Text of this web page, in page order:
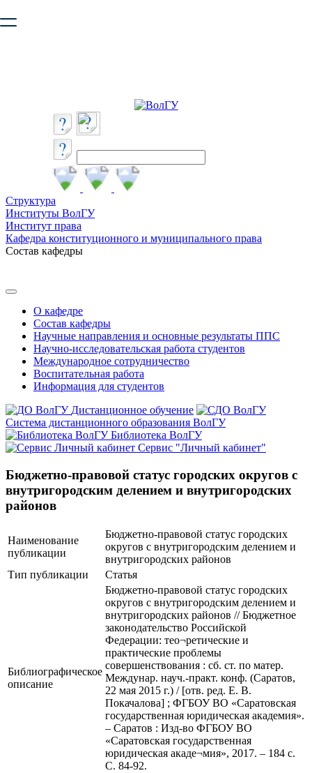
безопасную работу с сайтом. Пожалуйста
Структура
Институты ВолГУ
Институт права
Кафедра конституционного и муниципального права
Состав кафедры
О кафедре
Состав кафедры
Научные направления и основные результаты ППС
Научно-исследовательская работа студентов
Международное сотрудничество
Воспитательная работа
Информация для студентов
Дистанционное обучение
Система дистанционного образования ВолГУ
Библиотека ВолГУ
Сервис "Личный кабинет"
Бюджетно-правовой статус городских округов с
внутригородским делением и внутригородских
районов
Наименование
публикации
Бюджетно-правовой статус городских
округов с внутригородским делением и
внутригородских районов
Тип публикации
Статья
Библиографическое
описание
Бюджетно-правовой статус городских
округов с внутригородским делением и
внутригородских районов // Бюджетное
законодательство Российской
Федерации: тео¬ретические и
практические проблемы
совершенствования : сб. ст. по матер.
Междунар. науч.-практ. конф. (Саратов,
22 мая 2015 г.) / [отв. ред. Е. В.
Покачалова] ; ФГБОУ ВО «Саратовская
государственная юридическая академия».
– Саратов : Изд-во ФГБОУ ВО
«Саратовская государственная
юридическая акаде¬мия», 2017. – 184 с.
С. 84-92.